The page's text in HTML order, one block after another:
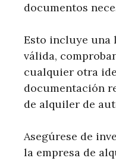
documentos
Esto incluye una
válida,
cualquier otra
documentación
de alquiler de
Asegúrese de
la empresa de